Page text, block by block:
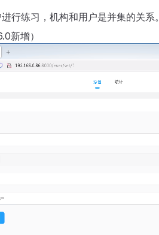
行练习，机构和用户是并集的关系。
新增）